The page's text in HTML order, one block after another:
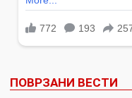
ПОВРЗАНИ ВЕСТИ